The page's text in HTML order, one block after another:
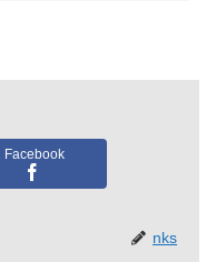
Facebook
nks